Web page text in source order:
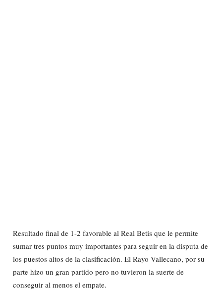
Resultado final de 1-2 favorable al Real Betis que le permite
sumar tres puntos muy importantes para seguir en la disputa de
los puestos altos de la clasificación. El Rayo Vallecano, por su
parte hizo un gran partido pero no tuvieron la suerte de
conseguir al menos el empate.